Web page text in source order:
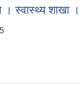
स्वास्थ्य शाखा ।